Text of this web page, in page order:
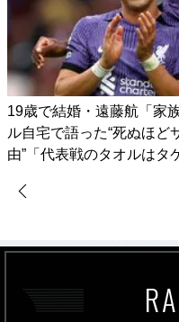
19歳で結婚・遠藤航「家
ル自宅で語った“死ぬほど
由”「代表戦のタオルはタ